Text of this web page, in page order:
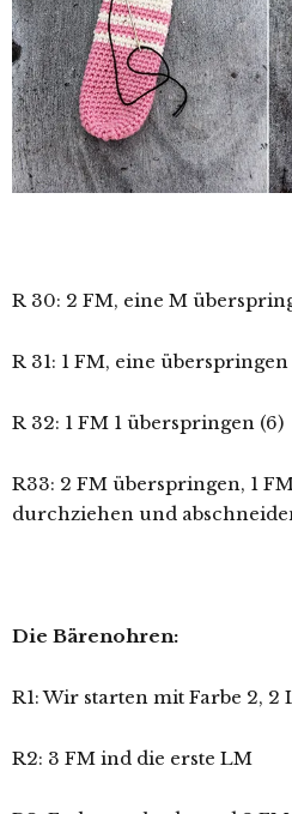
R 30: 2 FM, eine M
R 31: 1 FM, eine überspringen
R 32: 1 FM 1 überspringen (6)
R33: 2 FM überspringen, 1
durchziehen und
Die Bärenohren:
R1: Wir starten mit Farbe 2, 2
R2: 3 FM ind die erste LM